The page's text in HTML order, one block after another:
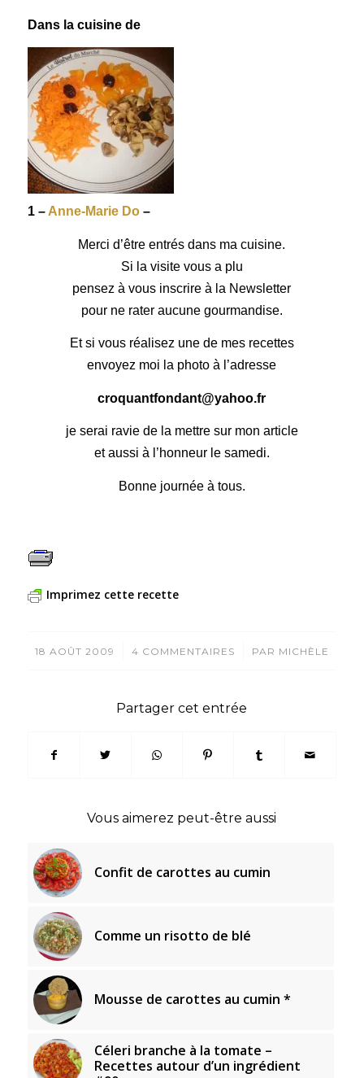
Dans la cuisine de
1 – Anne-Marie Do–
Merci d’être entrés dans ma cuisine.
Si la visite vous a plu
pensez à vous inscrire à la Newsletter
pour ne rater aucune gourmandise.
Et si vous réalisez une de mes recettes
envoyez moi la photo à l’adresse
croquantfondant@yahoo.fr
je serai ravie de la mettre sur mon article
et aussi à l’honneur le samedi.
Bonne journée à tous.
Imprimez cette recette
18 AOÛT 2009
/ 4 COMMENTAIRES
/ PAR MICHÈLE
Partager cet entrée
Vous aimerez peut-être aussi
Confit de carottes au cumin
Comme un risotto de blé
Mousse de carottes au cumin *
Céleri branche à la tomate –
Recettes autour d’un ingrédient